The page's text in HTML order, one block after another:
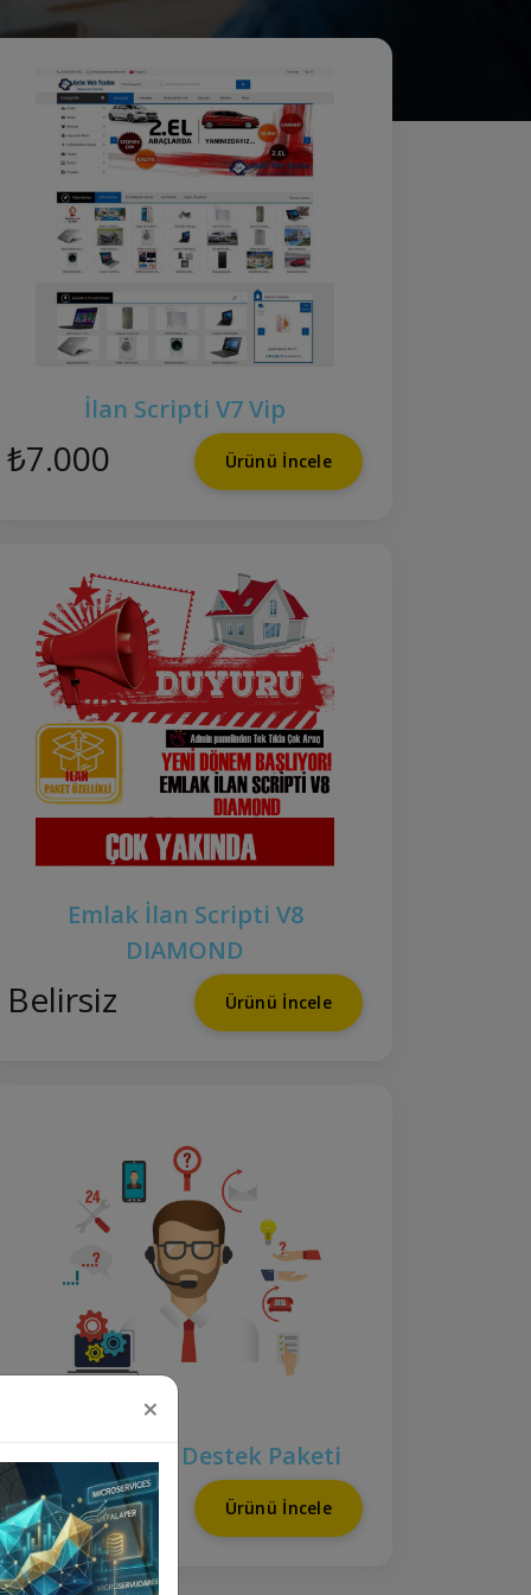
İlan Scripti V7 Vip
₺7.000 Ürünü İncele
Emlak İlan Scripti V8
DIAMOND
Belirsiz Ürünü İncele
+1 Yıl Teknik Destek Paketi
₺12.500 Ürünü İncele
×